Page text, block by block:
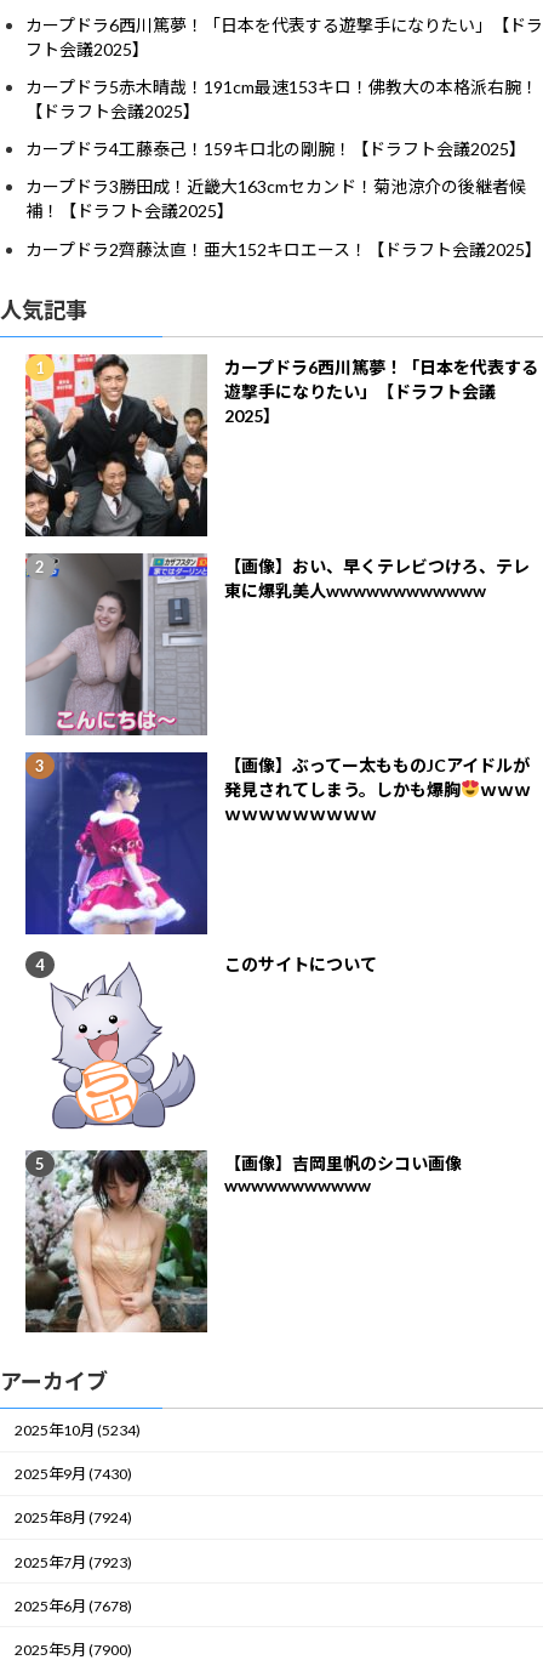
カープドラ6西川篤夢！「日本を代表する遊撃手になりたい」【ドラ
フト会議2025】
カープドラ5赤木晴哉！191cm最速153キロ！佛教大の本格派右腕！
【ドラフト会議2025】
カープドラ4工藤泰己！159キロ北の剛腕！【ドラフト会議2025】
カープドラ3勝田成！近畿大163cmセカンド！菊池涼介の後継者候
補！【ドラフト会議2025】
カープドラ2齊藤汰直！亜大152キロエース！【ドラフト会議2025】
人気記事
カープドラ6西川篤夢！「日本を代表する
遊撃手になりたい」【ドラフト会議
2025】
【画像】おい、早くテレビつけろ、テレ
東に爆乳美人wwwwwwwwwwww
【画像】ぶってー太もものJCアイドルが
発見されてしまう。しかも爆胸
ｗｗｗ
ｗｗｗｗｗｗｗｗｗ
このサイトについて
【画像】吉岡里帆のシコい画像
wwwwwwwwwww
アーカイブ
2025年10月 (5234)
2025年9月 (7430)
2025年8月 (7924)
2025年7月 (7923)
2025年6月 (7678)
2025年5月 (7900)